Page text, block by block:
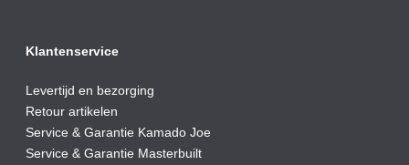
Klantenservice
Levertijd en bezorging
Retour artikelen
Service & Garantie Kamado Joe
Service & Garantie Masterbuilt